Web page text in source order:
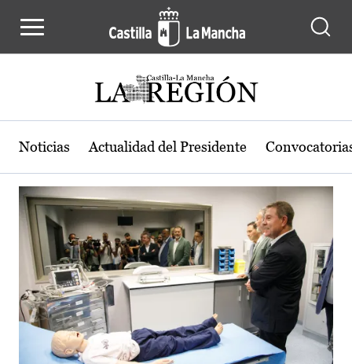
Actualidad de la región de Castilla-
Noticias Actualidad del Presidente